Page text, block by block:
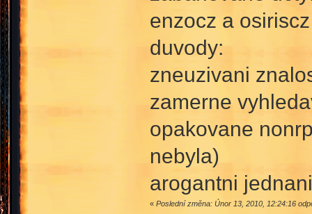
enzocz a osiriscz
duvody:
zneuzivani
zamerne
opakovane
nebyla)
arogantni
« Poslední změna: Únor 13, 2010, 12:24:16